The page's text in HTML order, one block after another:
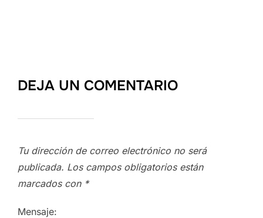
DEJA UN COMENTARIO
Tu dirección de correo electrónico no será
publicada. Los campos obligatorios están
marcados con *
Mensaje: